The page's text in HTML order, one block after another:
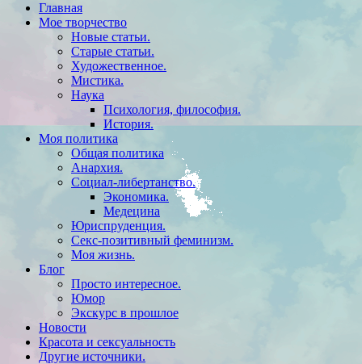
Главная
Мое творчество
Новые статьи.
Старые статьи.
Художественное.
Мистика.
Наука
Психология, философия.
История.
Моя политика
Общая политика
Анархия.
Социал-либертанство.
Экономика.
Медецина
Юриспруденция.
Секс-позитивный феминизм.
Моя жизнь.
Блог
Просто интересное.
Юмор
Экскурс в прошлое
Новости
Красота и сексуальность
Другие источники.